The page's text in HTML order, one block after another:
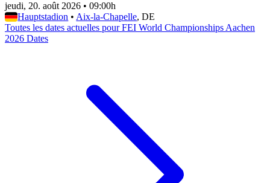
jeudi, 20. août 2026 • 09:00h
Hauptstadion • Aix-la-Chapelle, DE
Toutes les dates actuelles pour FEI World Championships Aachen
2026 Dates